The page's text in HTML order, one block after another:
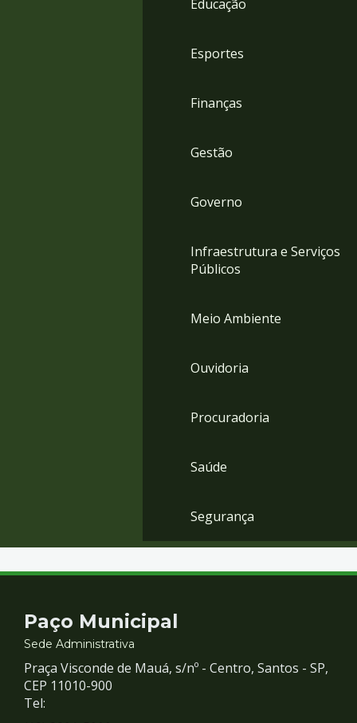
Educação
Esportes
Finanças
Gestão
Governo
Infraestrutura e Serviços
Públicos
Meio Ambiente
Ouvidoria
Procuradoria
Saúde
Segurança
Contato
e
Redes
Paço Municipal
Sede Administrativa
Praça Visconde de Mauá, s/nº - Centro, Santos - SP,
CEP 11010-900
Tel: